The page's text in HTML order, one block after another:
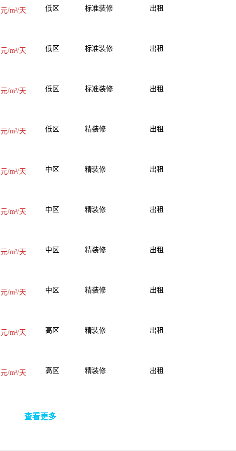
元/m²/天 低区 标准装修 出租
元/m²/天 低区 标准装修 出租
元/m²/天 低区 标准装修 出租
元/m²/天 低区 精装修 出租
元/m²/天 中区 精装修 出租
元/m²/天 中区 精装修 出租
元/m²/天 中区 精装修 出租
元/m²/天 中区 精装修 出租
元/m²/天 高区 精装修 出租
元/m²/天 高区 精装修 出租
查看更多